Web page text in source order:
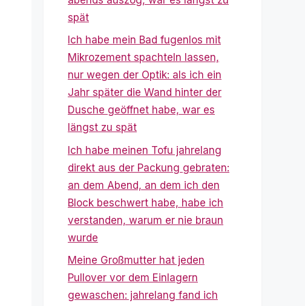
spät
Ich habe mein Bad fugenlos mit
Mikrozement spachteln lassen,
nur wegen der Optik: als ich ein
Jahr später die Wand hinter der
Dusche geöffnet habe, war es
längst zu spät
Ich habe meinen Tofu jahrelang
direkt aus der Packung gebraten:
an dem Abend, an dem ich den
Block beschwert habe, habe ich
verstanden, warum er nie braun
wurde
Meine Großmutter hat jeden
Pullover vor dem Einlagern
gewaschen: jahrelang fand ich